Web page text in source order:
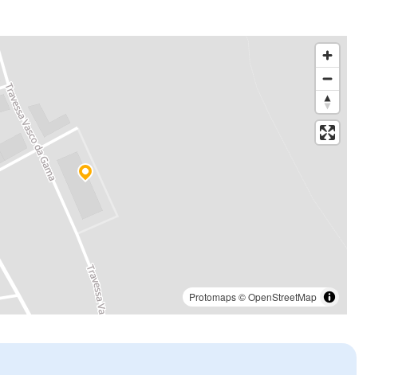
Protomaps©OpenStreetMap